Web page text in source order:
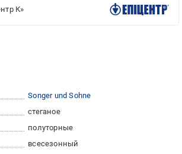
К»
Songer und Sohne
стеганое
полуторные
всесезонный